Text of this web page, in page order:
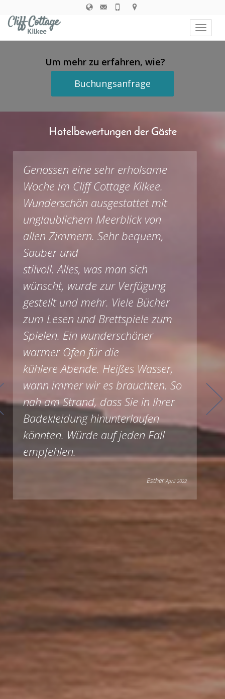
Knebel-
Um mehr zu erfahren, wie?
Buchungsanfrage
Hotelbewertungen der Gäste
Genossen eine sehr erholsame
Woche im Cliff Cottage Kilkee.
Wunderschön ausgestattet mit
unglaublichem Meerblick von
allen Zimmern. Sehr bequem,
Sauber und
stilvoll. Alles, was man sich
wünscht, wurde zur Verfügung
gestellt und mehr. Viele Bücher
zum Lesen und Brettspiele zum
Spielen. Ein wunderschöner
warmer Ofen für die
kühlere Abende. Heißes Wasser,
wann immer wir es brauchten. So
nah am Strand, dass Sie in Ihrer
Badekleidung hinunterlaufen
könnten. Würde auf jeden Fall
empfehlen.
EstherApril 2022